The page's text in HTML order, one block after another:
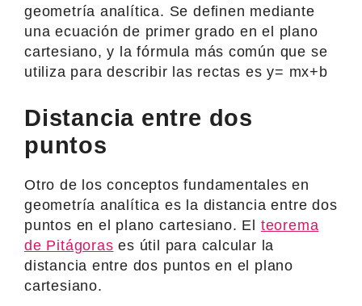
geometría analítica. Se definen mediante
una ecuación de primer grado en el plano
cartesiano, y la fórmula más común que se
utiliza para describir las rectas es y= mx+b
Distancia entre dos
puntos
Otro de los conceptos fundamentales en
geometría analítica es la distancia entre dos
puntos en el plano cartesiano. El teorema
de Pitágoras es útil para calcular la
distancia entre dos puntos en el plano
cartesiano.